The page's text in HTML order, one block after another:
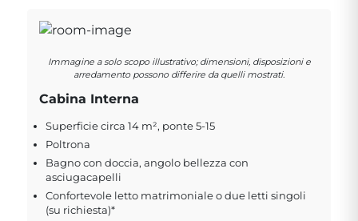
Immagine a solo scopo illustrativo; dimensioni, disposizioni e
arredamento possono differire da quelli mostrati.
Cabina Interna
Superficie circa 14 m², ponte 5-15
Poltrona
Bagno con doccia, angolo bellezza con
asciugacapelli
Confortevole letto matrimoniale o due letti singoli
(su richiesta)*